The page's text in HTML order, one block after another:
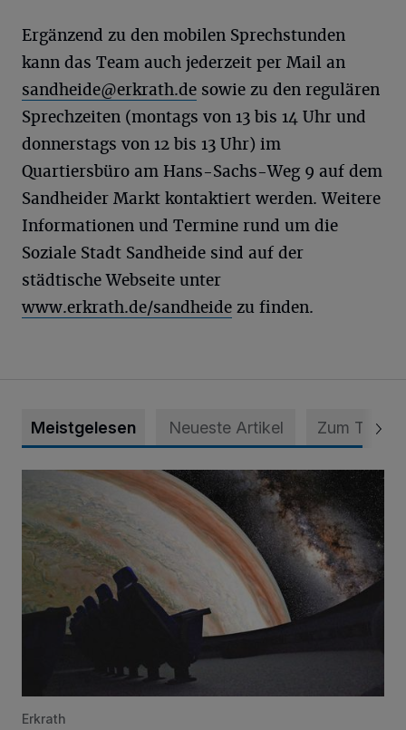
Ergänzend zu den mobilen Sprechstunden
kann das Team auch jederzeit per Mail an
sandheide@erkrath.de sowie zu den regulären
Sprechzeiten (montags von 13 bis 14 Uhr und
donnerstags von 12 bis 13 Uhr) im
Quartiersbüro am Hans-Sachs-Weg 9 auf dem
Sandheider Markt kontaktiert werden. Weitere
Informationen und Termine rund um die
Soziale Stadt Sandheide sind auf der
städtische Webseite unter
www.erkrath.de/sandheide zu finden.
Meistgelesen Neueste Artikel Zum Thema
Das Planetarium wird hochmodern
Erkrath